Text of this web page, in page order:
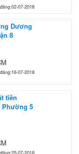
07-2018
Dương
8
07-2018
tiền
5
07-2018